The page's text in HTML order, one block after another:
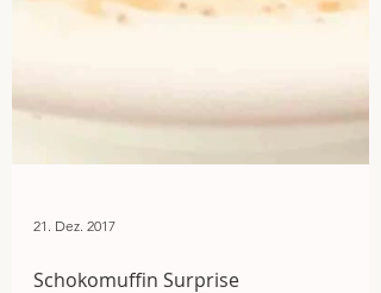
21. Dez. 2017